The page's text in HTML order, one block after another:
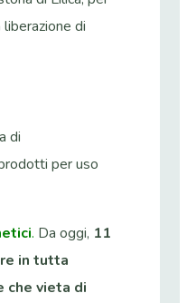
di
di
per uso
. Da oggi, 11
in tutta
che vieta di